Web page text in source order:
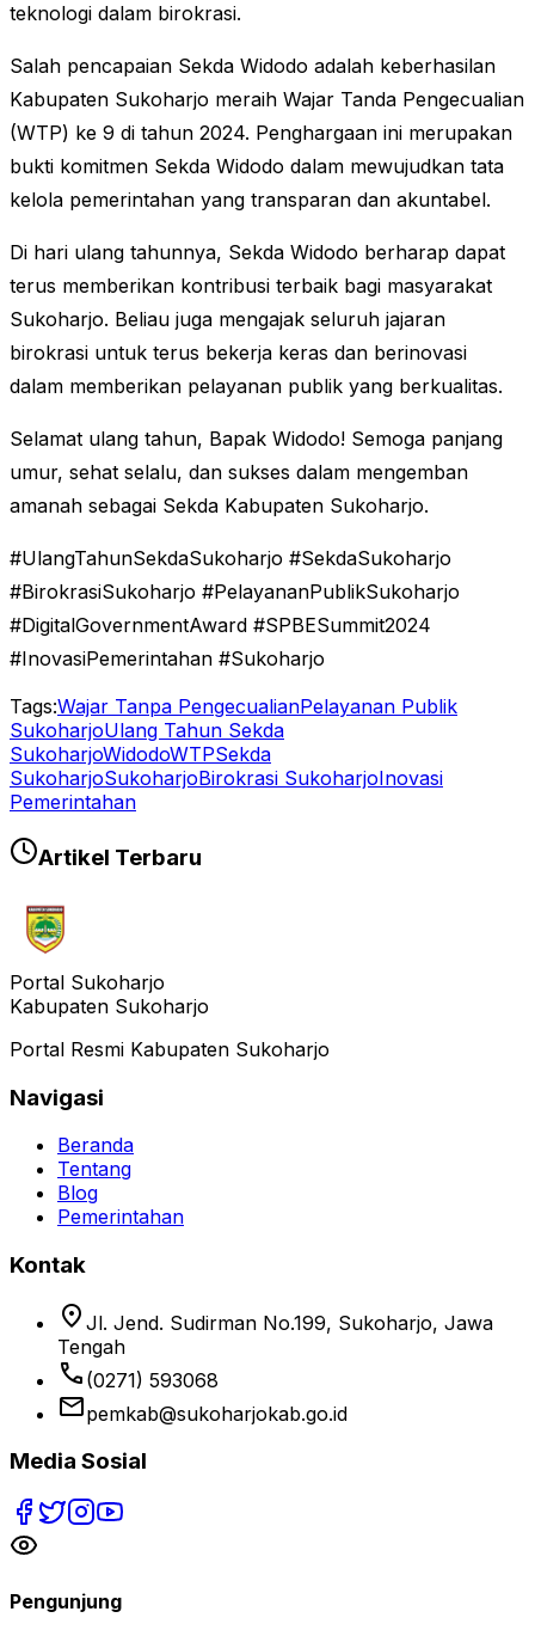
teknologi dalam birokrasi.
Salah pencapaian Sekda Widodo adalah keberhasilan
Kabupaten Sukoharjo meraih Wajar Tanda Pengecualian
(WTP) ke 9 di tahun 2024. Penghargaan ini merupakan
bukti komitmen Sekda Widodo dalam mewujudkan tata
kelola pemerintahan yang transparan dan akuntabel.
Di hari ulang tahunnya, Sekda Widodo berharap dapat
terus memberikan kontribusi terbaik bagi masyarakat
Sukoharjo. Beliau juga mengajak seluruh jajaran
birokrasi untuk terus bekerja keras dan berinovasi
dalam memberikan pelayanan publik yang berkualitas.
Selamat ulang tahun, Bapak Widodo! Semoga panjang
umur, sehat selalu, dan sukses dalam mengemban
amanah sebagai Sekda Kabupaten Sukoharjo.
#UlangTahunSekdaSukoharjo #SekdaSukoharjo
#BirokrasiSukoharjo #PelayananPublikSukoharjo
#DigitalGovernmentAward #SPBESummit2024
#InovasiPemerintahan #Sukoharjo
Tags:Wajar Tanpa PengecualianPelayanan Publik
SukoharjoUlang Tahun Sekda
SukoharjoWidodoWTPSekda
SukoharjoSukoharjoBirokrasi SukoharjoInovasi
Pemerintahan
Artikel Terbaru
Portal Sukoharjo
Kabupaten Sukoharjo
Portal Resmi Kabupaten Sukoharjo
Navigasi
Beranda
Tentang
Blog
Pemerintahan
Kontak
location_on Jl. Jend. Sudirman No.199, Sukoharjo, Jawa
Tengah
phone (0271) 593068
emailpemkab@sukoharjokab.go.id
Media Sosial
Pengunjung